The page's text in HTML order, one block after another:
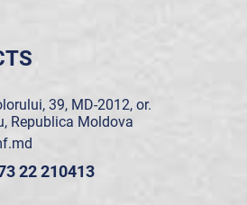
39, MD-2012, or.
Republica Moldova
22 210413